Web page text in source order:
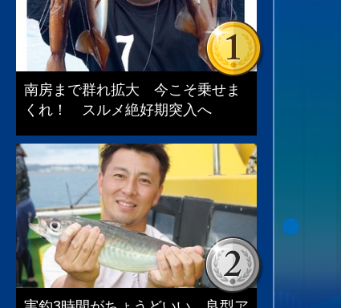
南房まで群れ拡大 今こそ乗せま
くれ！ スルメ絶好期突入へ